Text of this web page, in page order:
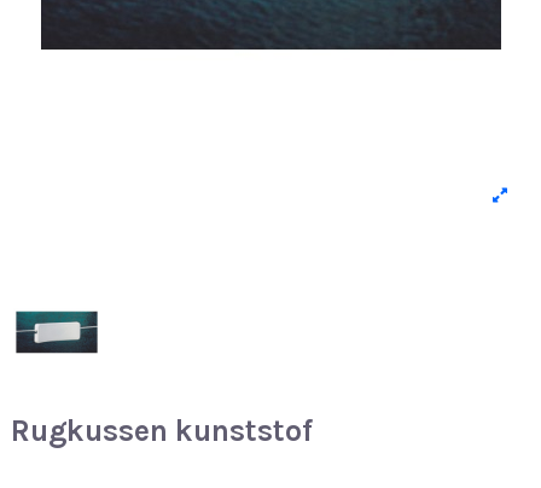
Rugkussen kunststof